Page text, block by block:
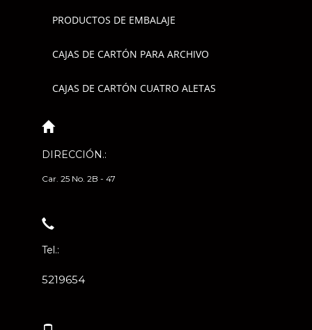
PRODUCTOS DE EMBALAJE
CAJAS DE CARTÓN PARA ARCHIVO
CAJAS DE CARTÓN CUATRO ALETAS
DIRECCIÓN.:
Car. 25 No. 2B - 47
Tel.:
5219654